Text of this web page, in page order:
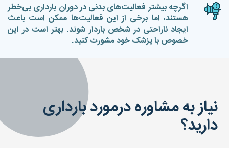
اگرچه بیشتر فعالیت‌های بدنی در دوران بارداری بی‌خطر
هستند، اما برخی از این فعالیت‌ها ممکن است باعث
ایجاد ناراحتی در شخص باردار شوند. بهتر است در این
خصوص با پزشک خود مشورت کنید.
نیاز به مشاوره درمورد بارداری
دارید؟